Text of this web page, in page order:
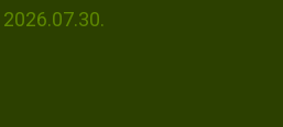
2026.07.30.